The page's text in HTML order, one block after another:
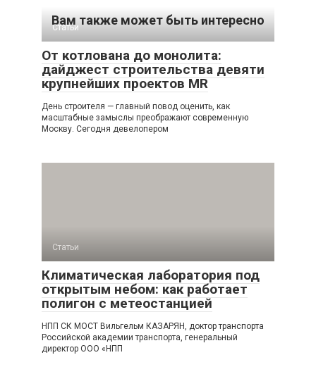
Вам также может быть интересно
Статьи
От котлована до монолита:
дайджест строительства девяти
крупнейших проектов MR
День строителя — главный повод оценить, как
масштабные замыслы преображают современную
Москву. Сегодня девелопером
Статьи
Климатическая лаборатория под
открытым небом: как работает
полигон с метеостанцией
НПП СК МОСТ Вильгельм КАЗАРЯН, доктор транспорта
Российской академии транспорта, генеральный
директор ООО «НПП